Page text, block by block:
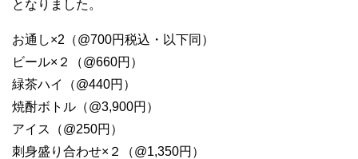
となりました。
お通し×2（@700円税込・以下同）
ビール×２（@660円）
緑茶ハイ（@440円）
焼酎ボトル（@3,900円）
アイス（@250円）
刺身盛り合わせ×２（@1,350円）